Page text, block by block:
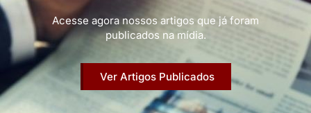
Acesse agora nossos artigos que já foram
publicados na mídia.
Ver Artigos Publicados